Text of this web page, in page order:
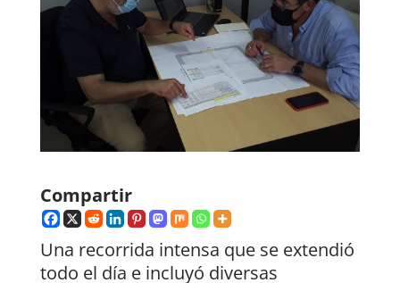
Compartir
Una recorrida intensa que se extendió
todo el día e incluyó diversas